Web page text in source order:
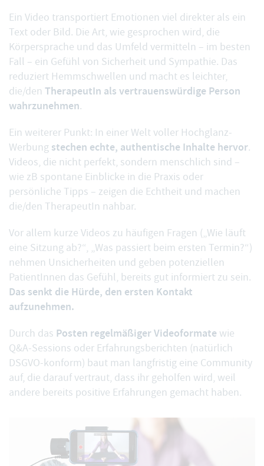
Ein Video transportiert Emotionen viel direkter als ein
Text oder Bild. Die Art, wie gesprochen wird, die
Körpersprache und das Umfeld vermitteln – im besten
Fall – ein Gefühl von Sicherheit und Sympathie. Das
reduziert Hemmschwellen und macht es leichter,
die/den TherapeutIn als vertrauenswürdige Person
wahrzunehmen.
Ein weiterer Punkt: In einer Welt voller Hochglanz-
Werbung stechen echte, authentische Inhalte hervor.
Videos, die nicht perfekt, sondern menschlich sind –
wie zB spontane Einblicke in die Praxis oder
persönliche Tipps – zeigen die Echtheit und machen
die/den TherapeutIn nahbar.
Vor allem kurze Videos zu häufigen Fragen („Wie läuft
eine Sitzung ab?“, „Was passiert beim ersten Termin?“)
nehmen Unsicherheiten und geben potenziellen
PatientInnen das Gefühl, bereits gut informiert zu sein.
Das senkt die Hürde, den ersten Kontakt
aufzunehmen.
Durch das Posten regelmäßiger Videoformate wie
Q&A-Sessions oder Erfahrungsberichten (natürlich
DSGVO-konform) baut man langfristig eine Community
auf, die darauf vertraut, dass ihr geholfen wird, weil
andere bereits positive Erfahrungen gemacht haben.